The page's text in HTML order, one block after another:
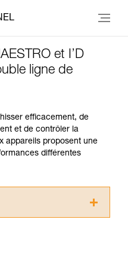
et I’D
ligne de
efficacement, de
et de contrôler la
appareils proposent une
différentes